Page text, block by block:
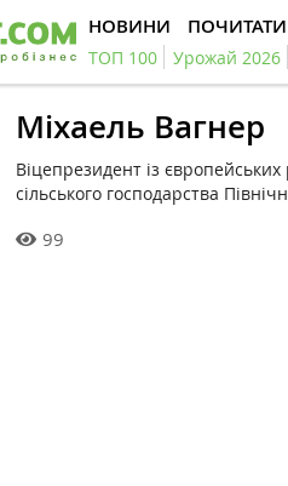
НОВИНИ ПОЧИТАТИ
ТОП 100 Урожай 2026
Міхаель Вагнер
Віцепрезидент із європейських
сільського господарства
99